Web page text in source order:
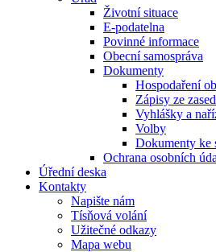
Životní situace
E-podatelna
Povinné informace
Obecní samospráva
Dokumenty
Hospodaření
Zápisy ze
Vyhlášky a
Volby
Dokumenty ke
Ochrana osobních
Úřední deska
Kontakty
Napište nám
Tísňová volání
Užitečné odkazy
Mapa webu